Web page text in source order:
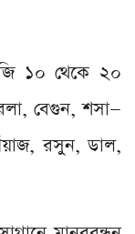
১০ থেকে ২০
বেগুন, শসা—
রসুন, ডাল,